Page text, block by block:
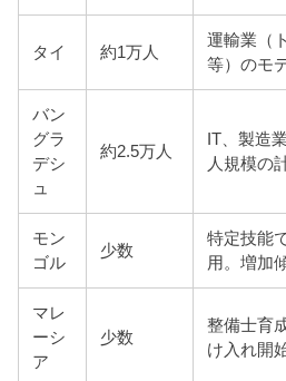
タイ 約1万人
運輸業（
等）のモ
バン
グラ
デシ
ュ
約2.5万人
IT、製造
人規模の
モン
ゴル
少数
特定技能
用。増加
マレ
ーシ
ア
少数
整備士育
け入れ開